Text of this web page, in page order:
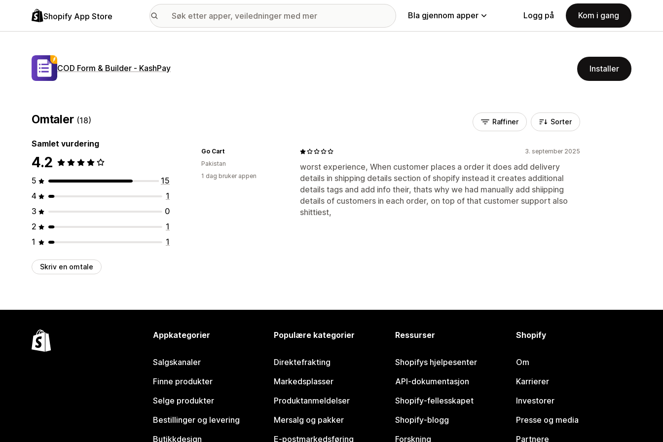
Shopify App Store Bla gjennom apper Logg på Kom i gang
COD Form & Builder ‑ KashPay Installer
Omtaler (18)
Samlet vurdering
4.2
5
15
4
1
3
0
2
1
1
1
Skriv en omtale
Raffiner Sorter
3. september 2025
worst experience, When customer places a order it does add delivery
details in shipping details section of shopify instead it creates additional
details tags and add info their, thats why we had manually add shiipping
details of customers in each order, on top of that customer support also
shittiest,
Go Cart
Pakistan
1 dag bruker appen
Appkategorier
Salgskanaler
Finne produkter
Selge produkter
Bestillinger og levering
Butikkdesign
Populære kategorier
Direktefrakting
Markedsplasser
Produktanmeldelser
Mersalg og pakker
E-postmarkedsføring
Ressurser
Shopifys hjelpesenter
API-dokumentasjon
Shopify-fellesskapet
Shopify-blogg
Forskning
Shopify
Om
Karrierer
Investorer
Presse og media
Partnere